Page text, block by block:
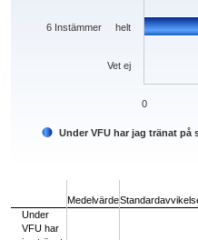
Under VFU har jag tränat
Vet ej
6 Instämmer helt
0
Medelvärde
Under
VFU har